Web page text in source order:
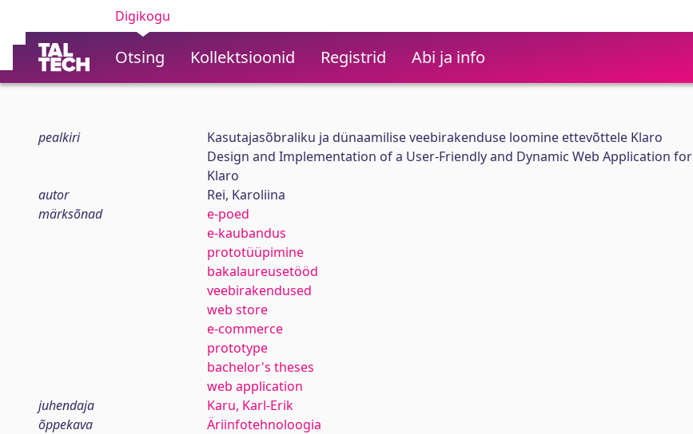
Digikogu
Otsing Kollektsioonid Registrid Abi ja info
pealkiri
Kasutajasõbraliku ja dünaamilise veebirakenduse loomine ettevõttele Klaro
Design and Implementation of a User-Friendly and Dynamic Web Application for
Klaro
autor
Rei, Karoliina
märksõnad
e-poed
e-kaubandus
prototüüpimine
bakalaureusetööd
veebirakendused
web store
e-commerce
prototype
bachelor's theses
web application
juhendaja
Karu, Karl-Erik
õppekava
Äriinfotehnoloogia